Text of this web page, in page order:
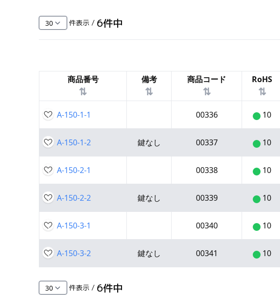
S
キャスター・アジャスター・スライドレ
断熱・ライト・ラック
件表示 / 6件中
商品番号
⇅
備考
⇅
商品コード
⇅
RoHS
⇅
A-150-1-1 00336 10
A-150-1-2 鍵なし 00337 10
A-150-2-1 00338 10
A-150-2-2 鍵なし 00339 10
A-150-3-1 00340 10
A-150-3-2 鍵なし 00341 10
件表示 / 6件中